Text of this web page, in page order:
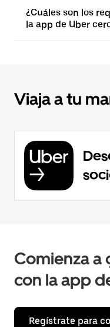
¿Cuáles son los
la app de Uber
Viaja a tu
Comienza a
con la app
Regístrate para